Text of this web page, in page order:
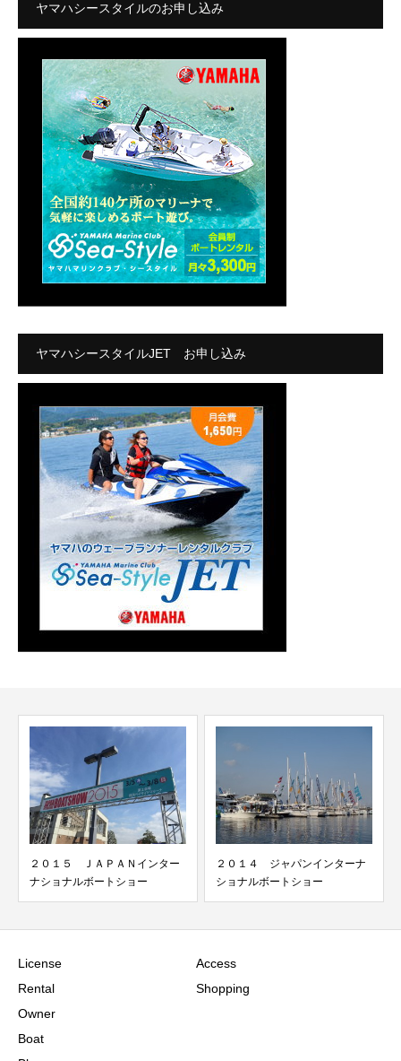
ヤマハシースタイルのお申し込み
ヤマハシースタイルJET お申し込み
２０１５ ＪＡＰＡＮインター
ナショナルボートショー
２０１４ ジャパンインターナ
ショナルボートショー
License
Rental
Owner
Boat
Access
Shopping